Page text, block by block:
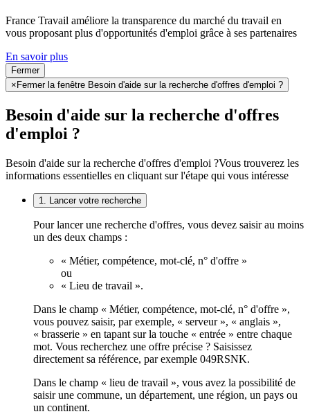
France Travail améliore la transparence du marché du travail en
vous proposant plus d'opportunités d'emploi grâce à ses partenaires
En savoir plus
Fermer
× Fermer la fenêtre Besoin d'aide sur la recherche d'offres d'emploi ?
Besoin d'aide sur la recherche d'offres
d'emploi ?
Besoin d'aide sur la recherche d'offres d'emploi ?Vous trouverez les
informations essentielles en cliquant sur l'étape qui vous intéresse
1. Lancer votre recherche
Pour lancer une recherche d'offres, vous devez saisir au moins
un des deux champs :
« Métier, compétence, mot-clé, n° d'offre »
ou
« Lieu de travail ».
Dans le champ « Métier, compétence, mot-clé, n° d'offre »,
vous pouvez saisir, par exemple, « serveur », « anglais »,
« brasserie » en tapant sur la touche « entrée » entre chaque
mot. Vous recherchez une offre précise ? Saisissez
directement sa référence, par exemple 049RSNK.
Dans le champ « lieu de travail », vous avez la possibilité de
saisir une commune, un département, une région, un pays ou
un continent.